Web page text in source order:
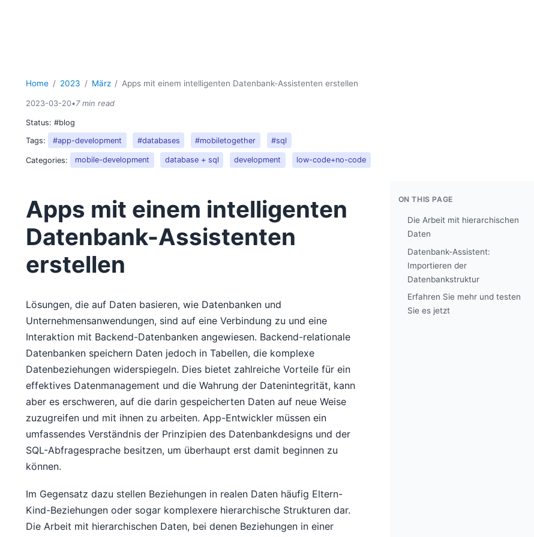
Home 2023 März Apps mit einem intelligenten Datenbank-Assistenten erstellen
2023-03-20•7 min read
Status:#blog
Tags:
#app-development #databases #mobiletogether #sql
Categories: mobile-development database + sql development low-code+no-code
Apps mit einem intelligenten
Datenbank-Assistenten
erstellen
Lösungen, die auf Daten basieren, wie Datenbanken und
Unternehmensanwendungen, sind auf eine Verbindung zu und eine
Interaktion mit Backend-Datenbanken angewiesen. Backend-relationale
Datenbanken speichern Daten jedoch in Tabellen, die komplexe
Datenbeziehungen widerspiegeln. Dies bietet zahlreiche Vorteile für ein
effektives Datenmanagement und die Wahrung der Datenintegrität, kann
aber es erschweren, auf die darin gespeicherten Daten auf neue Weise
zuzugreifen und mit ihnen zu arbeiten. App-Entwickler müssen ein
umfassendes Verständnis der Prinzipien des Datenbankdesigns und der
SQL-Abfragesprache besitzen, um überhaupt erst damit beginnen zu
können.
Im Gegensatz dazu stellen Beziehungen in realen Daten häufig Eltern-
Kind-Beziehungen oder sogar komplexere hierarchische Strukturen dar.
Die Arbeit mit hierarchischen Daten, bei denen Beziehungen in einer
ON THIS PAGE
Die Arbeit mit hierarchischen
Daten
Datenbank-Assistent:
Importieren der
Datenbankstruktur
Erfahren Sie mehr und testen
Sie es jetzt